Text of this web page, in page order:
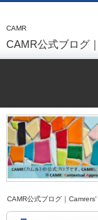
CAMR
CAMR公式ブログ
CAMR公式ブログ｜Camrers'